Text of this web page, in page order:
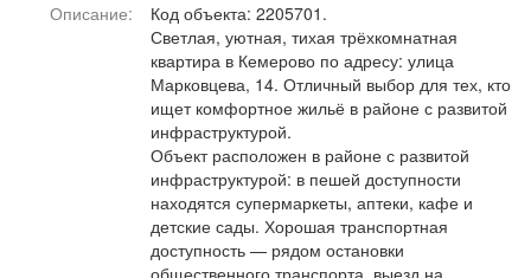
Поздравления Погода
Я - пенсионер
Описание:
Код объекта: 2205701.
Светлая, уютная, тихая трёхкомнатная
квартира в Кемерово по адресу: улица
Марковцева, 14. Отличный выбор для тех, кто
ищет комфортное жильё в районе с развитой
инфраструктурой.
Объект расположен в районе с развитой
инфраструктурой: в пешей доступности
находятся супермаркеты, аптеки, кафе и
детские сады. Хорошая транспортная
доступность — рядом остановки